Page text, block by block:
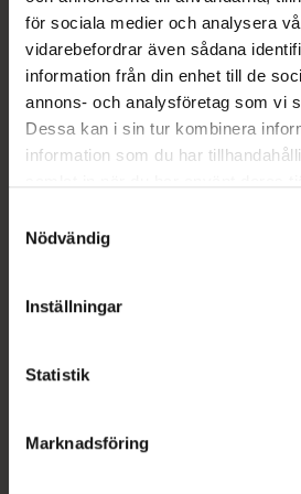
för sociala medier och analysera
vidarebefordrar även sådana
information från din enhet till de
annons- och analysföretag som vi
Dessa kan i sin tur kombinera
information som du har
återkalla ditt samtycke via
cookieinställningar. Ett återkallat
lagligheten av behandling som
Nödvändig
Inställningar
Statistik
Marknadsföring
överallt.
EAN:05902479674391
Kategorier:
Amning och matning
Amningsinlägg och
Barn och föräldrar
Upptäck flera produkter